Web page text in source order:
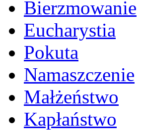
Bierzmowanie
Eucharystia
Pokuta
Namaszczenie
Małżeństwo
Kapłaństwo